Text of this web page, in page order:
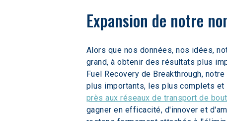
Expansion de notre
Alors que nos données, nos idées,
grand, à obtenir des résultats plus
Fuel Recovery de Breakthrough,
plus importants, les plus complets et
près aux réseaux de transport de
gagner en efficacité, d'innover et